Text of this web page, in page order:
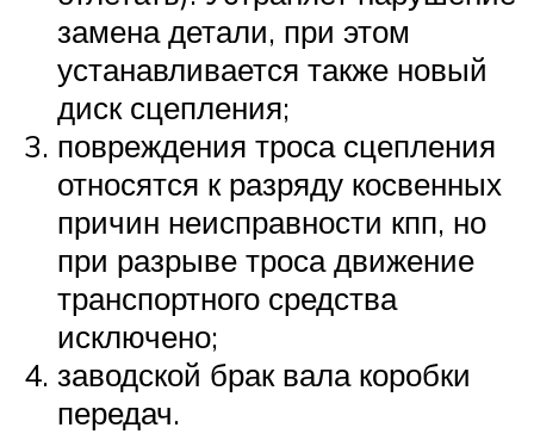
замена детали, при этом
устанавливается также новый
диск сцепления;
повреждения троса сцепления
относятся к разряду косвенных
причин неисправности кпп, но
при разрыве троса движение
транспортного средства
исключено;
заводской брак вала коробки
передач.